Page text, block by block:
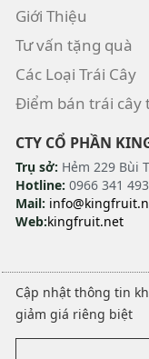
Giới Thiệu
Tư vấn tặng quà
Các Loại Trái Cây
Điểm bán trái cây
CTY CỔ PHẦN
Trụ sở: Hẻm 229 Bùi
Hotline: 0966 341 493
Mail:
Web:kingfruit.net
Cập nhật thông tin
giảm giá riêng biệt